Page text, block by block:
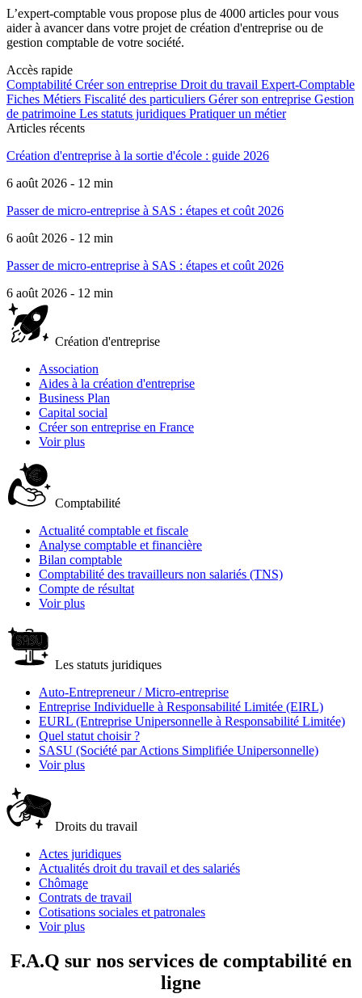
L’expert-comptable vous propose plus de 4000 articles pour vous
aider à avancer dans votre projet de création d'entreprise ou de
gestion comptable de votre société.
Accès rapide
Comptabilité Créer son entreprise Droit du travail Expert-Comptable
Fiches Métiers Fiscalité des particuliers Gérer son entreprise Gestion
de patrimoine Les statuts juridiques Pratiquer un métier
Articles récents
Création d'entreprise à la sortie d'école : guide 2026
6 août 2026 - 12 min
Passer de micro-entreprise à SAS : étapes et coût 2026
6 août 2026 - 12 min
Passer de micro-entreprise à SAS : étapes et coût 2026
6 août 2026 - 12 min
Création d'entreprise
Association
Aides à la création d'entreprise
Business Plan
Capital social
Créer son entreprise en France
Voir plus
Comptabilité
Actualité comptable et fiscale
Analyse comptable et financière
Bilan comptable
Comptabilité des travailleurs non salariés (TNS)
Compte de résultat
Voir plus
Les statuts juridiques
Auto-Entrepreneur / Micro-entreprise
Entreprise Individuelle à Responsabilité Limitée (EIRL)
EURL (Entreprise Unipersonnelle à Responsabilité Limitée)
Quel statut choisir ?
SASU (Société par Actions Simplifiée Unipersonnelle)
Voir plus
Droits du travail
Actes juridiques
Actualités droit du travail et des salariés
Chômage
Contrats de travail
Cotisations sociales et patronales
Voir plus
F.A.Q sur nos services de comptabilité en
ligne